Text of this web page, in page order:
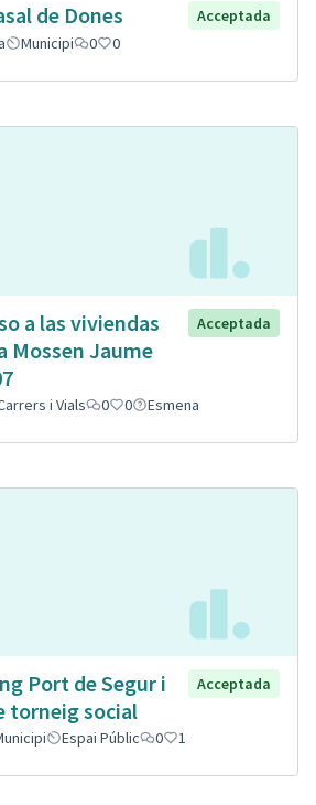
de Dones
Acceptada
Municipi 0 0
a las viviendas
Mossen Jaume
Acceptada
i Vials 0 0 Esmena
Port de Segur i
torneig social
Acceptada
Espai Públic 0 1